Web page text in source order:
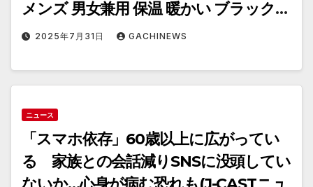
メンズ 男女兼用 保温 暖かい ブラック
黒 効果 送料無料
2025年7月31日 GACHINEWS
ニュース
「スマホ依存」60歳以上に広がってい
る 家族との会話減りSNSに没頭してい